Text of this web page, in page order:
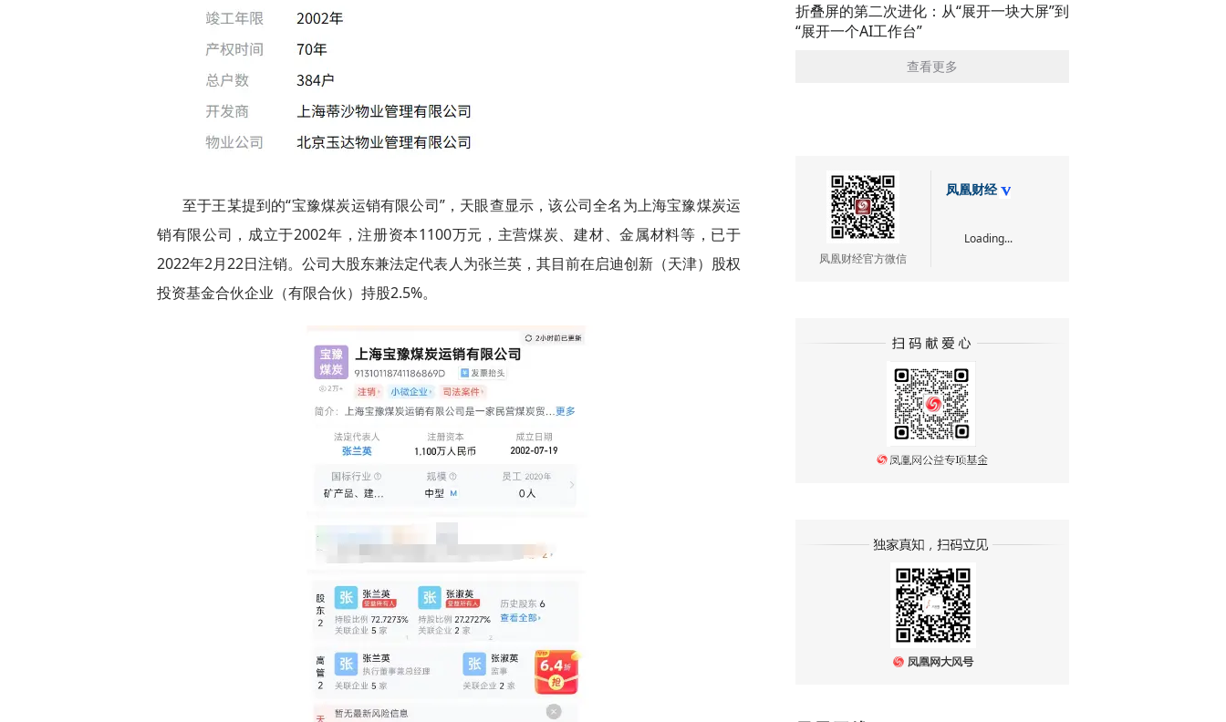
至于王某提到的“宝豫煤炭运销有限公司”，天眼查显示，该公司全名为上海宝豫煤炭运
销有限公司，成立于2002年，注册资本1100万元，主营煤炭、建材、金属材料等，已于
2022年2月22日注销。公司大股东兼法定代表人为张兰英，其目前在启迪创新（天津）股权
投资基金合伙企业（有限合伙）持股2.5%。
折叠屏的第二次进化：从“展开一块大屏”到
“展开一个AI工作台”
查看更多
凤凰财经官方微信
凤凰财经
Loading...